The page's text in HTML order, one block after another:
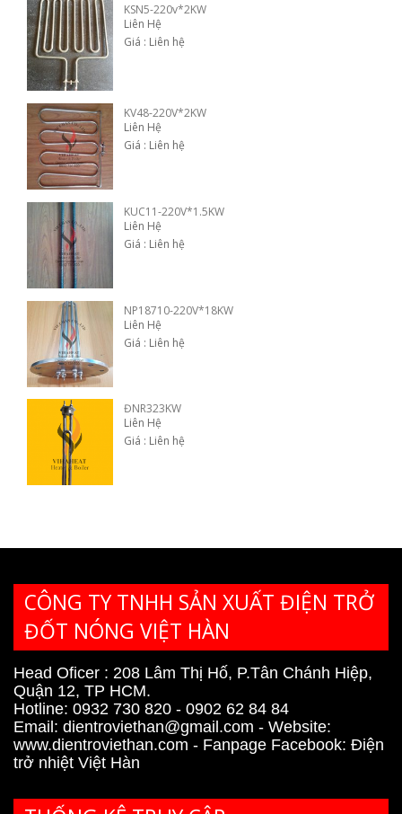
KSN5-220v*2KW
Liên Hệ
Giá : Liên hệ
KV48-220V*2KW
Liên Hệ
Giá : Liên hệ
KUC11-220V*1.5KW
Liên Hệ
Giá : Liên hệ
NP18710-220V*18KW
Liên Hệ
Giá : Liên hệ
ĐNR323KW
Liên Hệ
Giá : Liên hệ
CÔNG TY TNHH SẢN XUẤT ĐIỆN TRỞ
ĐỐT NÓNG VIỆT HÀN
Head Oficer : 208 Lâm Thị Hố, P.Tân Chánh Hiệp,
Quận 12, TP HCM.
Hotline: 0932 730 820 - 0902 62 84 84
Email: dientroviethan@gmail.com - Website:
www.dientroviethan.com - Fanpage Facebook: Điện
trở nhiệt Việt Hàn